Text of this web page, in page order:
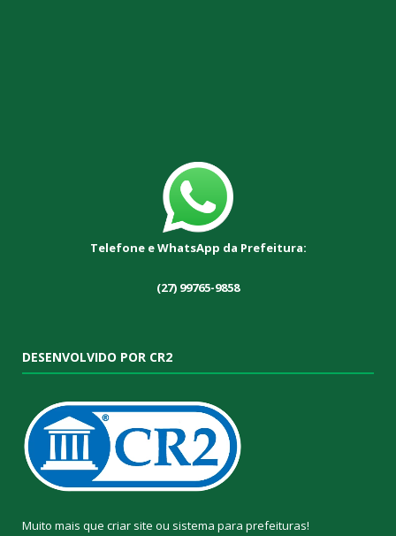
Telefone e WhatsApp da Prefeitura:
(27) 99765-9858
DESENVOLVIDO POR CR2
Muito mais que criar site ou sistema para prefeituras!